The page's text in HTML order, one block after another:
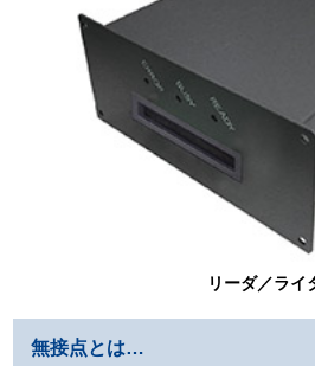
リーダ／ライ
無接点とは…